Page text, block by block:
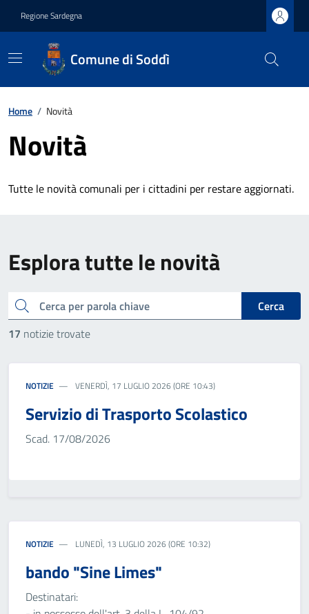
Regione Sardegna
Comune di Soddì
Home / Novità
Novità
Tutte le novità comunali per i cittadini per restare aggiornati.
Esplora tutte le novità
cerca
Cerca
17 notizie trovate
NOTIZIE VENERDÌ, 17 LUGLIO 2026 (ORE 10:43)
Servizio di Trasporto Scolastico
Scad. 17/08/2026
NOTIZIE LUNEDÌ, 13 LUGLIO 2026 (ORE 10:32)
bando "Sine Limes"
Destinatari: